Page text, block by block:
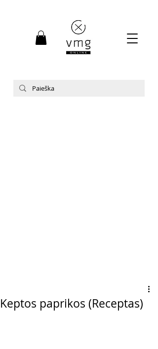
Keptos paprikos (Receptas)